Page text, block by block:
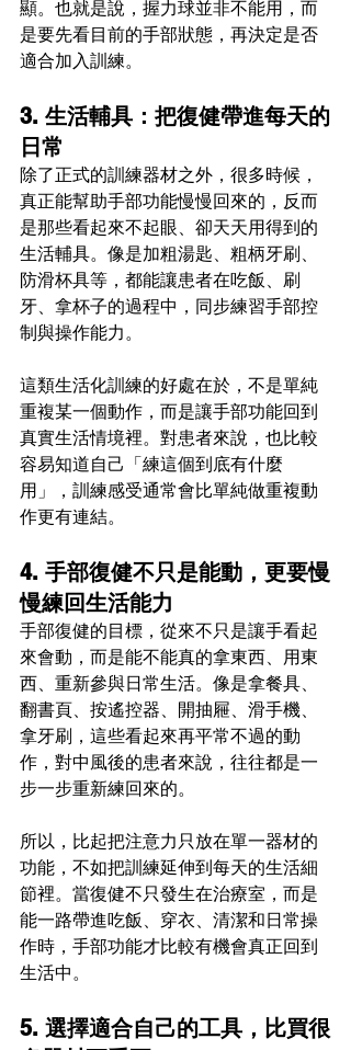
顯。也就是說，握力球並非不能用，而
是要先看目前的手部狀態，再決定是否
適合加入訓練。
3. 生活輔具：把復健帶進每天的
日常
除了正式的訓練器材之外，很多時候，
真正能幫助手部功能慢慢回來的，反而
是那些看起來不起眼、卻天天用得到的
生活輔具。像是加粗湯匙、粗柄牙刷、
防滑杯具等，都能讓患者在吃飯、刷
牙、拿杯子的過程中，同步練習手部控
制與操作能力。
這類生活化訓練的好處在於，不是單純
重複某一個動作，而是讓手部功能回到
真實生活情境裡。對患者來說，也比較
容易知道自己「練這個到底有什麼
用」，訓練感受通常會比單純做重複動
作更有連結。
4. 手部復健不只是能動，更要慢
慢練回生活能力
手部復健的目標，從來不只是讓手看起
來會動，而是能不能真的拿東西、用東
西、重新參與日常生活。像是拿餐具、
翻書頁、按遙控器、開抽屜、滑手機、
拿牙刷，這些看起來再平常不過的動
作，對中風後的患者來說，往往都是一
步一步重新練回來的。
所以，比起把注意力只放在單一器材的
功能，不如把訓練延伸到每天的生活細
節裡。當復健不只發生在治療室，而是
能一路帶進吃飯、穿衣、清潔和日常操
作時，手部功能才比較有機會真正回到
生活中。
5. 選擇適合自己的工具，比買很